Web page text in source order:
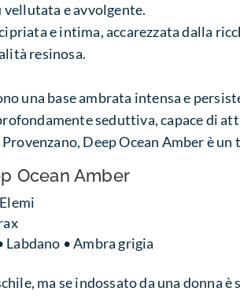
vellutata e avvolgente.
e intima, accarezzata dalla
resinosa.
una base ambrata intensa e
seduttiva, capace di
Deep Ocean Amber è un
Ocean Amber
Labdano • Ambra grigia
ma se indossato da una donna è